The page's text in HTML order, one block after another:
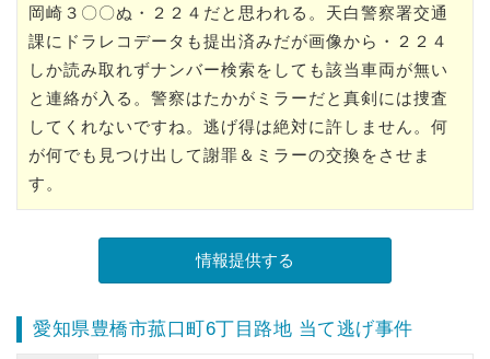
岡崎３〇〇ぬ・２２４だと思われる。天白警察署交通
課にドラレコデータも提出済みだが画像から・２２４
しか読み取れずナンバー検索をしても該当車両が無い
と連絡が入る。警察はたかがミラーだと真剣には捜査
してくれないですね。逃げ得は絶対に許しません。何
が何でも見つけ出して謝罪＆ミラーの交換をさせま
す。
愛知県豊橋市菰口町6丁目路地 当て逃げ事件